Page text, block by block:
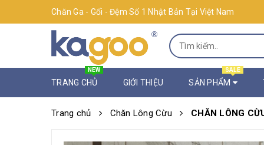
Chăn Ga - Gối - Đệm Số 1 Nhật Bản Tại Việt Nam
TRANG CHỦ
NEW
GIỚI THIỆU SẢN PHẨM
SALE
Trang chủ Chăn Lông Cừu CHĂN LÔNG